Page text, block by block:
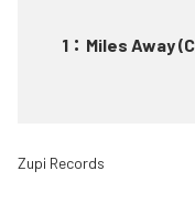
1 ： Miles Away
Zupi Records